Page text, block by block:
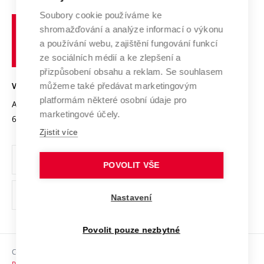
Výzkumné infrastruktury
Transfer znalostí
Open Science
Projekty
Projekty ze strukturálních fondů
Specifický výzkum
Spolupráce se školami
Služby univerzity
Mezinárodní dohody
Univerzitní sítě
Profil univerzity
Udržitelná univerzita
Podnikavá univerzita / ContriBUTe
Bezpečná univerzita
Vyznamenání
Organizační struktura
Ochrana osobních údajů
odkaz)
Sociální bezpečí
učení
technické
VYSOKÉ UČENÍ TECHNICKÉ V BRNĚ
Antonínská 548/1
602 00 Brno
www.vut.cz
vut@vutbr.cz
Copyright © 2026 VUT
Soubory cookie používáme ke
shromažďování a analýze informací o výkonu
a používání webu, zajištění fungování funkcí
ze sociálních médií a ke zlepšení a
přizpůsobení obsahu a reklam. Se souhlasem
můžeme také předávat marketingovým
platformám některé osobní údaje pro
marketingové účely.
Zjistit více
POVOLIT VŠE
Nastavení
Povolit pouze nezbytné